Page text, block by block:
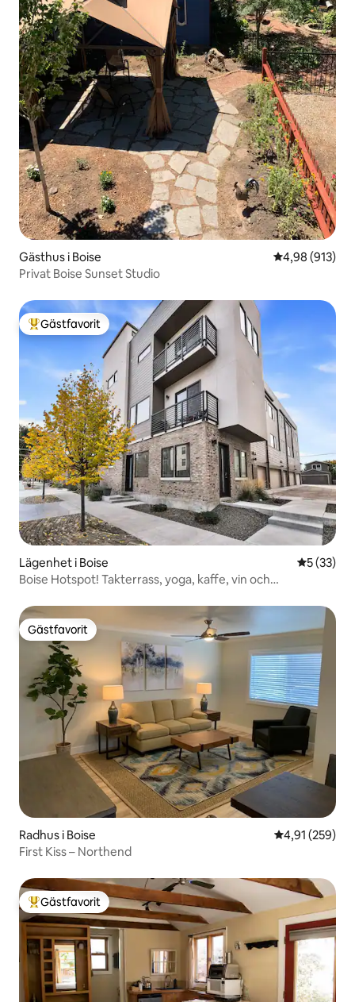
Gästhus i Boise 4,98 av 5 i
4,98 (913)
Privat Boise Sunset Studio
Populär gästfavorit
Gästfavorit
Lägenhet i Boise 5 av 5 i
5 (33)
Boise Hotspot! Takterrass, yoga, kaffe, vin och
Gästfavorit
Gästfavorit
Radhus i Boise 4,91 av 5 i
4,91 (259)
First Kiss – Northend
Populär gästfavorit
Gästfavorit